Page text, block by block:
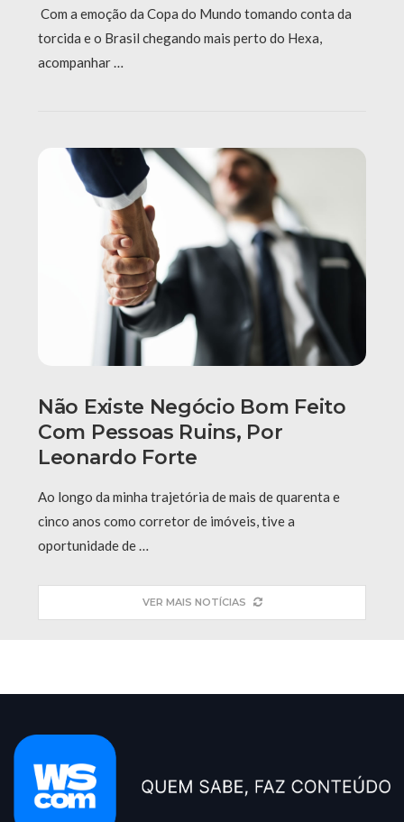
Com a emoção da Copa do Mundo tomando conta da
torcida e o Brasil chegando mais perto do Hexa,
acompanhar …
Não Existe Negócio Bom Feito
Com Pessoas Ruins, Por
Leonardo Forte
Ao longo da minha trajetória de mais de quarenta e
cinco anos como corretor de imóveis, tive a
oportunidade de …
VER MAIS NOTÍCIAS